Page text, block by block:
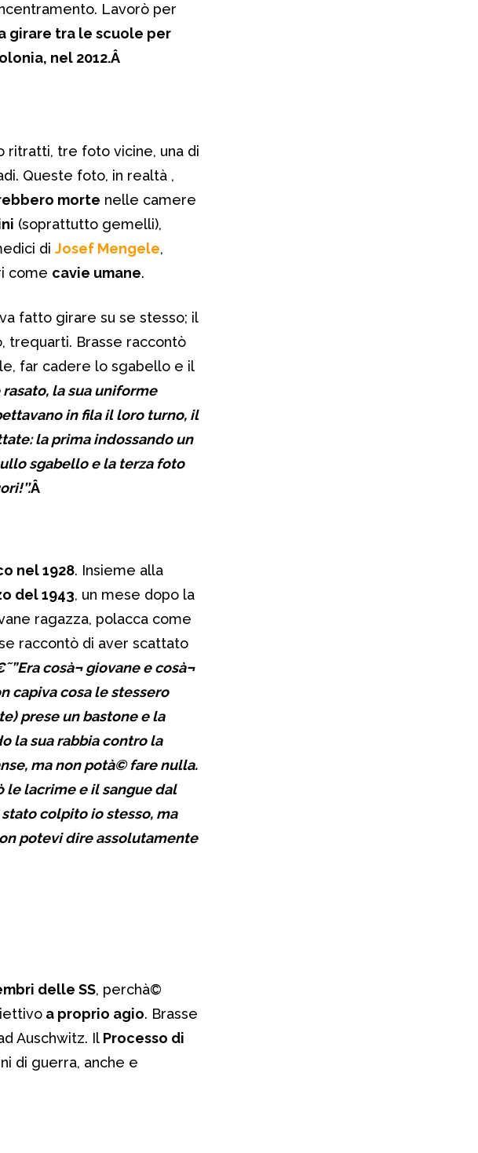
Lavorò per
girare tra le scuole per
nel 2012.Â
ritratti, tre foto vicine, una di
Queste foto, in realtà ,
morte nelle camere
(soprattutto gemelli),
di Josef Mengele,
come cavie umane.
fatto girare su se stesso; il
trequarti. Brasse raccontò
far cadere lo sgabello e il
la sua uniforme
in fila il loro turno, il
la prima indossando un
sgabello e la terza foto
Â
nel 1928. Insieme alla
del 1943, un mese dopo la
ragazza, polacca come
raccontò di aver scattato
cosà¬ giovane e cosà¬
capiva cosa le stessero
prese un bastone e la
la sua rabbia contro la
ma non potà© fare nulla.
le lacrime e il sangue dal
colpito io stesso, ma
potevi dire assolutamente
delle SS, perchà©
a proprio agio. Brasse
Auschwitz. Il Processo di
di guerra, anche e